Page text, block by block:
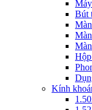
Bút
Kính